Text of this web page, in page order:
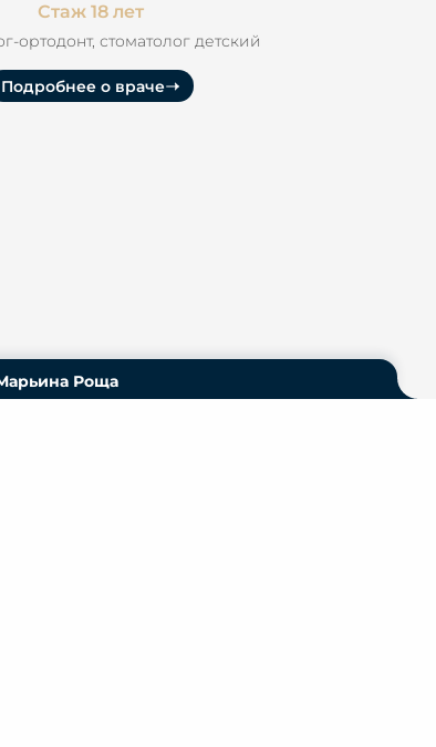
Стаж 18 лет
ортодонт, стоматолог детский
Подробнее о враче
Роща